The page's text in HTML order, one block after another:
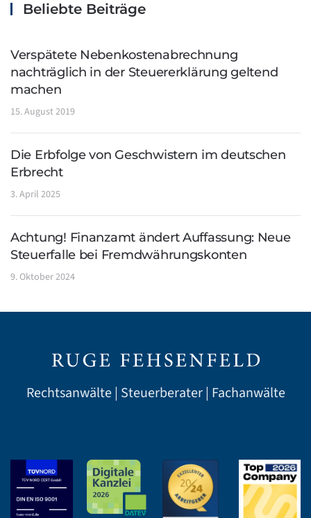
Beliebte Beiträge
Verspätete Nebenkostenabrechnung
nachträglich in der Steuererklärung geltend
machen
15. August 2019
Die Erbfolge von Geschwistern im deutschen
Erbrecht
3. April 2025
Achtung! Finanzamt ändert Auffassung: Neue
Steuerfalle bei Fremdwährungskonten
9. Oktober 2024
Rechtsanwälte | Steuerberater | Fachanwälte